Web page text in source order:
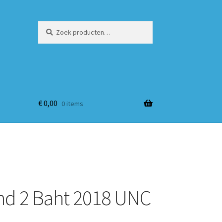
naar:
€0,00 0 items
2 Baht 2018 UNC